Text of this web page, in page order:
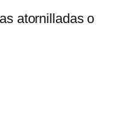
atornilladas o